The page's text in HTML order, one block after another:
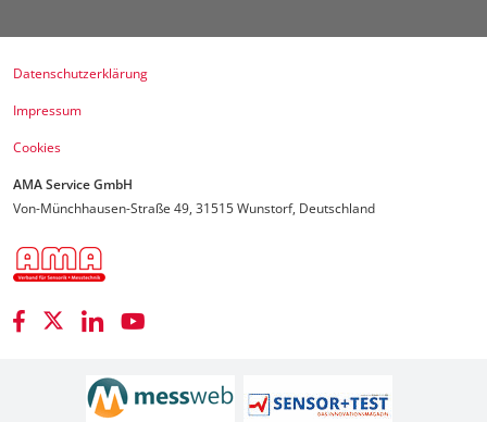
Datenschutzerklärung
Impressum
Cookies
AMA Service GmbH
Von-Münchhausen-Straße 49, 31515 Wunstorf, Deutschland